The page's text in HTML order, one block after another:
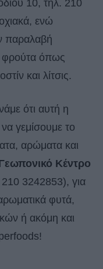
10, τηλ. 210
ενώ
παραλαβή
φρούτα όπως
και λίτσις.
ότι αυτή η
να γεμίσουμε το
αρώματα και
Κέντρο
3242853), για
φυτά,
ή ακόμη και